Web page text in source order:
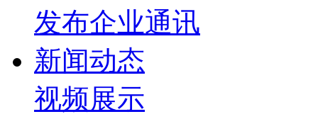
发布企业通讯
新闻动态
视频展示